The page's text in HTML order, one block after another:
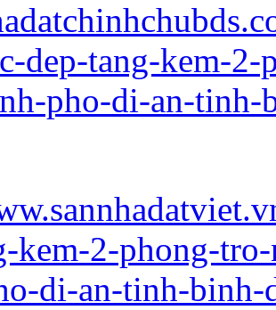
dep-tang-kem-
pho-di-an-tinh-
kem-2-phong-
di-an-tinh-